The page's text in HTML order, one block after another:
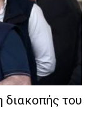
του